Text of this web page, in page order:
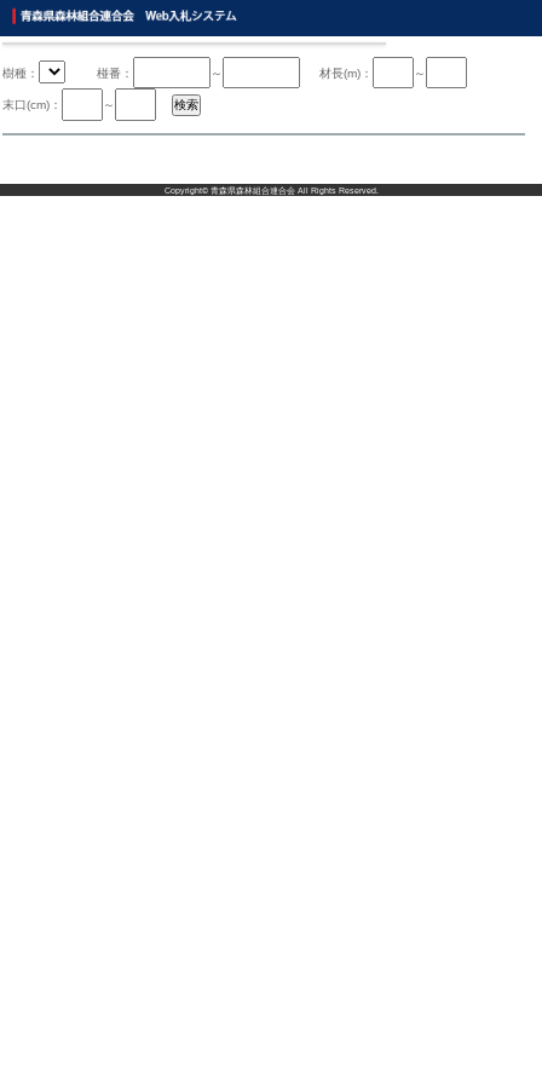
樹種： 椪番： ～ 材長(m)： ～
末口(cm)： ～
Copyright© 青森県森林組合連合会All Rights Reserved.